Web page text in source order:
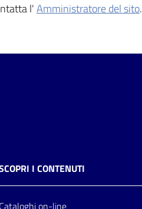
l'Amministratore del sito.
I CONTENUTI